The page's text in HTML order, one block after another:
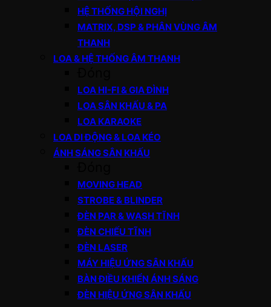
HỆ THỐNG HỘI NGHỊ
MATRIX, DSP & PHÂN VÙNG ÂM
THANH
LOA & HỆ THỐNG ÂM THANH
LOA HI-FI & GIA ĐÌNH
LOA SÂN KHẤU & PA
LOA KARAOKE
LOA DI ĐỘNG & LOA KÉO
ÁNH SÁNG SÂN KHẤU
MOVING HEAD
STROBE & BLINDER
ĐÈN PAR & WASH TĨNH
ĐÈN CHIẾU TĨNH
ĐÈN LASER
MÁY HIỆU ỨNG SÂN KHẤU
BÀN ĐIỀU KHIỂN ÁNH SÁNG
ĐÈN HIỆU ỨNG SÂN KHẤU